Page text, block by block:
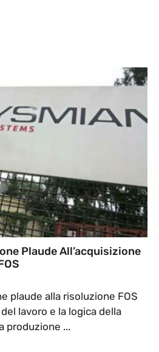
Plaude All’acquisizione
plaude alla risoluzione FOS
lavoro e la logica della
produzione ...